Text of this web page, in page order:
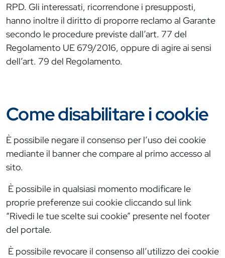
RPD. Gli interessati, ricorrendone i presupposti,
hanno inoltre il diritto di proporre reclamo al Garante
secondo le procedure previste dall’art. 77 del
Regolamento UE 679/2016, oppure di agire ai sensi
dell’art. 79 del Regolamento.
Come disabilitare i cookie
È possibile negare il consenso per l’uso dei cookie
mediante il banner che compare al primo accesso al
sito.
È possibile in qualsiasi momento modificare le
proprie preferenze sui cookie cliccando sul link
“Rivedi le tue scelte sui cookie” presente nel footer
del portale.
È possibile revocare il consenso all’utilizzo dei cookie